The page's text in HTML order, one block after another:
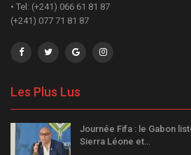
• Tel: (+241) 066 61 81 87
(+241) 077 71 81 87
Les Plus Lus
Journée Fifa : le Gabon
Sierra Léone et…